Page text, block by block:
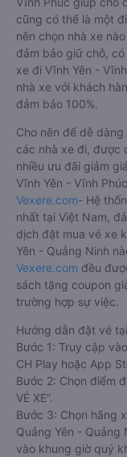
cũng có thể là một
nên chọn nhà xe
đảm bảo giữ chỗ,
xe đi Vĩnh Yên -
nhà xe với khách
đảm bảo 100%.
Cho nên để dễ
các nhà xe đi, được
nhiều ưu đãi giảm
Vĩnh Yên - Vĩnh
Vexere.com- Hệ
nhất tại Việt Nam,
dịch đặt mua vé xe
Yên - Quảng Ninh
Vexere.com đều
sách tặng coupon
trường hợp sự việc.
Hướng dẫn đặt vé
Bước 1: Truy cập
CH Play hoặc App
Bước 2: Chọn điểm
VÉ XE”.
Bước 3: Chọn hãng
Quảng Yên - Quảng
vào khung giờ quý